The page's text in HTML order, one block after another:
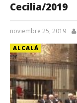
Cecilia/2019
noviembre 25, 2019
ALCALÁ